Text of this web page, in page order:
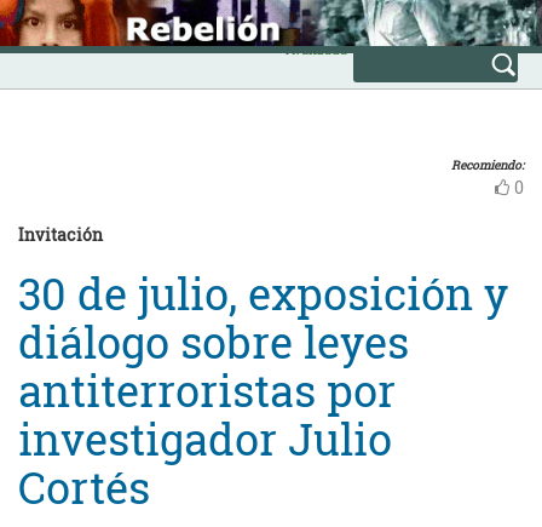
Skip
to
content
INICIO
Avanzada
Recomiendo:
0
Invitación
30 de julio, exposición y
diálogo sobre leyes
antiterroristas por
investigador Julio
Cortés